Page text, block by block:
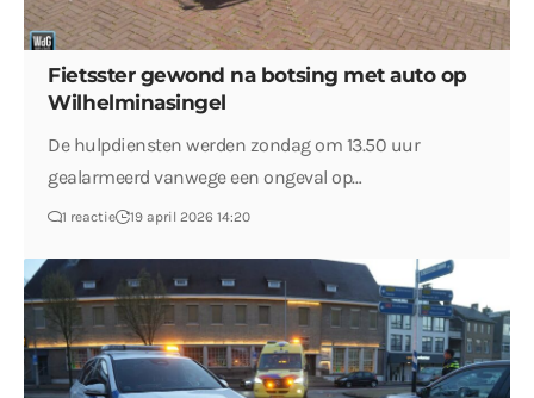
Fietsster gewond na botsing met auto op
Wilhelminasingel
De hulpdiensten werden zondag om 13.50 uur
gealarmeerd vanwege een ongeval op…
1 reactie 19 april 2026 14:20